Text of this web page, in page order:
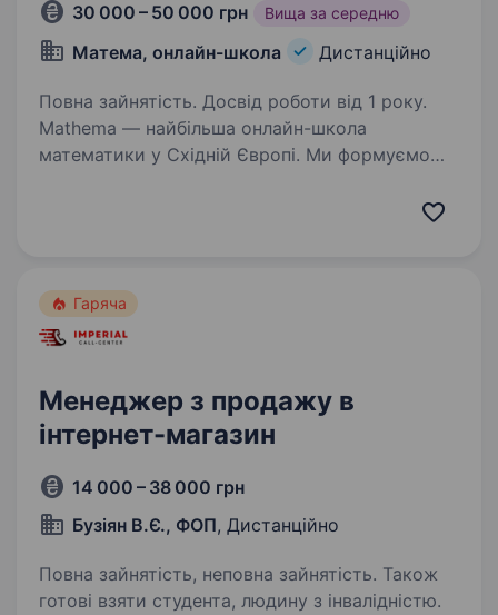
30 000 – 50 000 грн Вища за середню
Матема, онлайн-школа Дистанційно
Повна зайнятість. Досвід роботи від 1 року.
Mathema — найбільша онлайн-школа
математики у Східній Європі. Ми формуємо
не викид кортизолу, а суперсила. Для цього
Гаряча
Менеджер з продажу в
інтернет-магазин
14 000 – 38 000 грн
Бузіян В.Є., ФОП, Дистанційно
Повна зайнятість, неповна зайнятість. Також
готові взяти студента, людину з інвалідністю.